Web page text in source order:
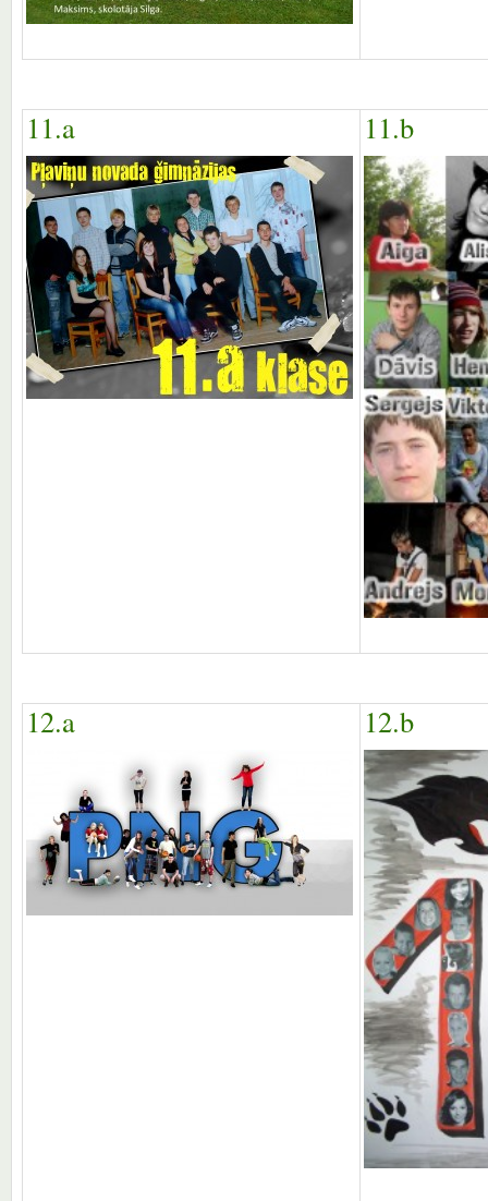
11.a 11.b
12.a 12.b